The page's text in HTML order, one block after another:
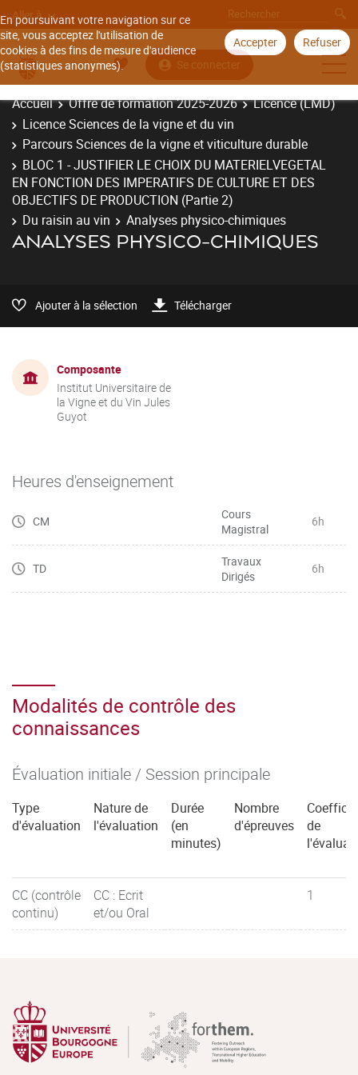
En poursuivant votre navigation sur ce
site, vous acceptez l'utilisation de
cookies à des fins de mesure d'audience
(statistiques anonymes).
Accepter Refuser
Aller à
Se connecter
Accueil Offre de formation 2025-2026
Licence (LMD)
Licence Sciences de la vigne et du vin
Parcours Sciences de la vigne et viticulture durable
BLOC 1 - JUSTIFIER LE CHOIX DU MATERIELVEGETAL
EN FONCTION DES IMPERATIFS DE CULTURE ET DES
OBJECTIFS DE PRODUCTION (Partie 2)
Du raisin au vin
Analyses physico-chimiques
ANALYSES PHYSICO-CHIMIQUES
Ajouter à la sélection Télécharger
Composante
Institut Universitaire de
la Vigne et du Vin Jules
Guyot
Heures d'enseignement
CM
Cours
Magistral
6h
TD
Travaux
Dirigés
6h
Modalités de contrôle des
connaissances
Évaluation initiale / Session principale
Type
d'évaluation
Nature de
l'évaluation
Durée
(en
minutes)
Nombre
d'épreuves
de
CC (contrôle
continu)
CC : Ecrit
et/ou Oral
1